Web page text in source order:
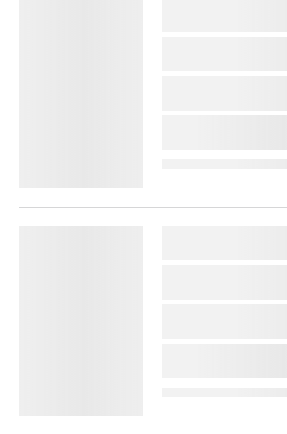
lorem
lorem
lorem
lorem